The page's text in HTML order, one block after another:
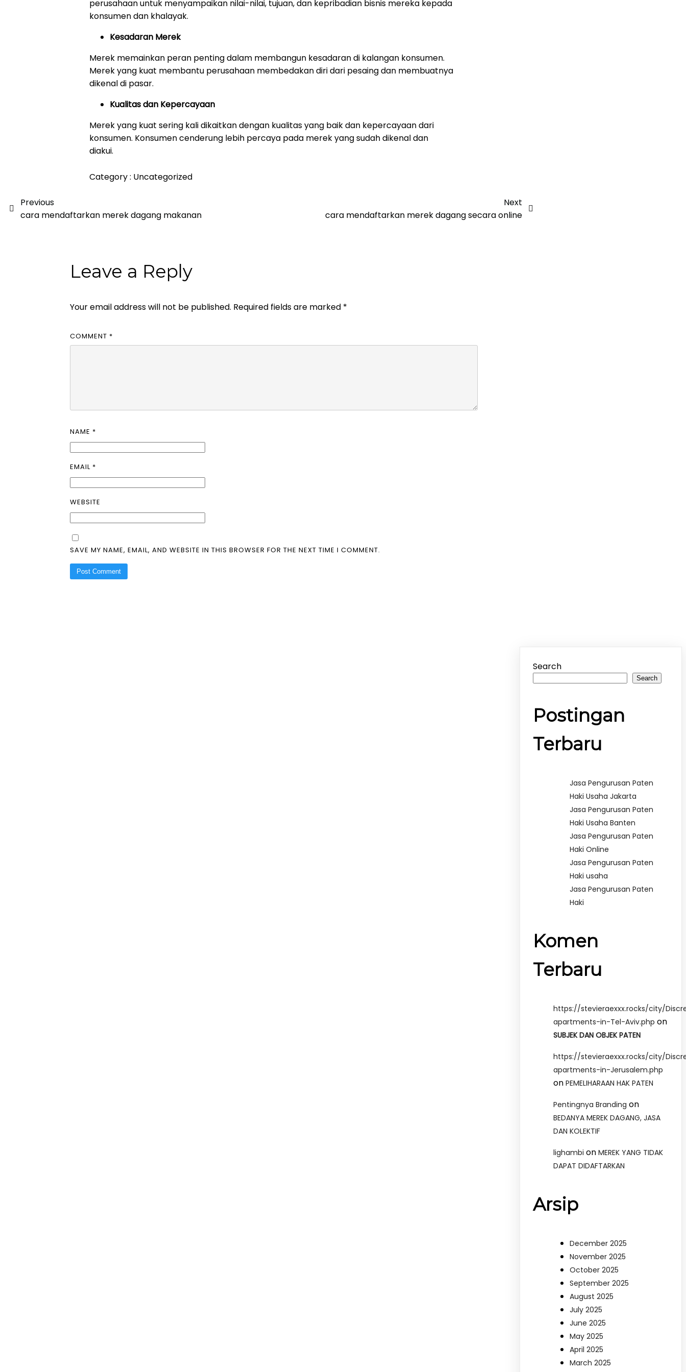
perusahaan untuk menyampaikan nilai-nilai, tujuan, dan kepribadian bisnis mereka kepada
konsumen dan khalayak.
Kesadaran Merek
Merek memainkan peran penting dalam membangun kesadaran di kalangan konsumen.
Merek yang kuat membantu perusahaan membedakan diri dari pesaing dan membuatnya
dikenal di pasar.
Kualitas dan Kepercayaan
Merek yang kuat sering kali dikaitkan dengan kualitas yang baik dan kepercayaan dari
konsumen. Konsumen cenderung lebih percaya pada merek yang sudah dikenal dan
diakui.
Category : Uncategorized
Previous
cara mendaftarkan merek dagang makanan
Next
cara mendaftarkan merek dagang secara online
Leave a Reply
Your email address will not be published. Required fields are marked *
COMMENT *
NAME *
EMAIL *
WEBSITE
SAVE MY NAME, EMAIL, AND WEBSITE IN THIS BROWSER FOR THE NEXT TIME I COMMENT.
Search
Search
Postingan
Terbaru
Jasa Pengurusan Paten
Haki Usaha Jakarta
Jasa Pengurusan Paten
Haki Usaha Banten
Jasa Pengurusan Paten
Haki Online
Jasa Pengurusan Paten
Haki usaha
Jasa Pengurusan Paten
Haki
Komen
Terbaru
https://stevieraexxx.rocks/city/
apartments-in-Tel-Aviv.php on
SUBJEK DAN OBJEK PATEN
https://stevieraexxx.rocks/city/
apartments-in-Jerusalem.php
onPEMELIHARAAN HAK PATEN
Pentingnya Branding on
BEDANYA MEREK DAGANG, JASA
DAN KOLEKTIF
lighambi onMEREK YANG TIDAK
DAPAT DIDAFTARKAN
Arsip
December 2025
November 2025
October 2025
September 2025
August 2025
July 2025
June 2025
May 2025
April 2025
March 2025